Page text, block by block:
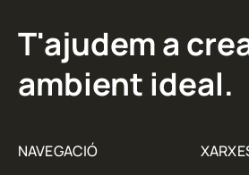
T'ajudem a
ambient ideal.
NAVEGACIÓ